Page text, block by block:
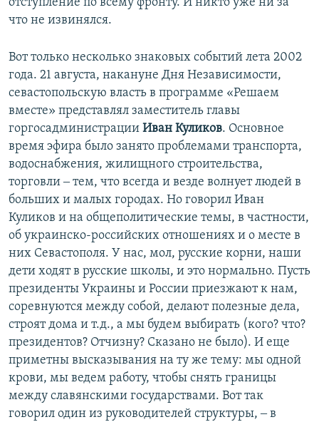
отступление по всему фронту. И никто уже ни за
что не извинялся.
Вот только несколько знаковых событий лета 2002
года. 21 августа, накануне Дня Независимости,
севастопольскую власть в программе «Решаем
вместе» представлял заместитель главы
горгосадминистрации Иван Куликов. Основное
время эфира было занято проблемами транспорта,
водоснабжения, жилищного строительства,
торговли ‒ тем, что всегда и везде волнует людей в
больших и малых городах. Но говорил Иван
Куликов и на общеполитические темы, в частности,
об украинско-российских отношениях и о месте в
них Севастополя. У нас, мол, русские корни, наши
дети ходят в русские школы, и это нормально. Пусть
президенты Украины и России приезжают к нам,
соревнуются между собой, делают полезные дела,
строят дома и т.д., а мы будем выбирать (кого? что?
президентов? Отчизну? Сказано не было). И еще
приметны высказывания на ту же тему: мы одной
крови, мы ведем работу, чтобы снять границы
между славянскими государствами. Вот так
говорил один из руководителей структуры, ‒ в